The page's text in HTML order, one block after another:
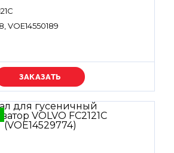
VOE14550189
Уточняйте цену